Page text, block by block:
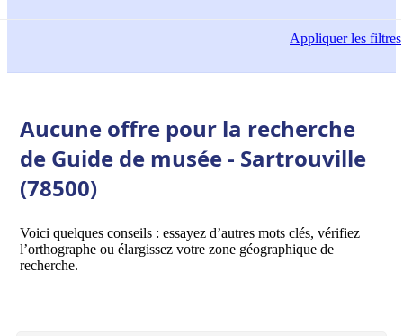
Appliquerles filtres
Aucune offre pour la recherche
de Guide de musée - Sartrouville
(78500)
Voici quelques conseils : essayez d’autres mots clés, vérifiez
l’orthographe ou élargissez votre zone géographique de
recherche.